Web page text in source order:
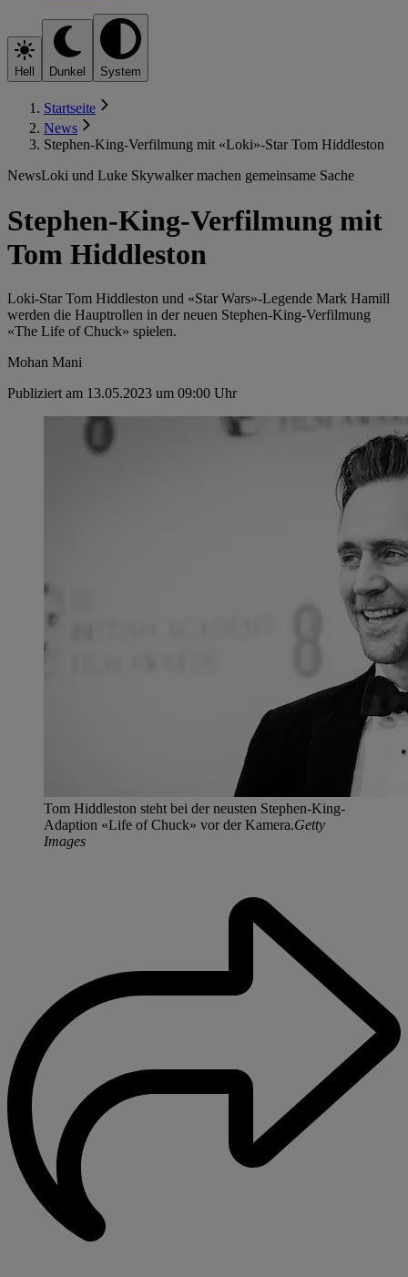
Hell Dunkel System
Startseite
News
Stephen-King-Verfilmung mit «Loki»-Star Tom Hiddleston
NewsLoki und Luke Skywalker machen gemeinsame Sache
Stephen-King-Verfilmung mit
Tom Hiddleston
Loki-Star Tom Hiddleston und «Star Wars»-Legende Mark Hamill
werden die Hauptrollen in der neuen Stephen-King-Verfilmung
«The Life of Chuck» spielen.
Mohan Mani
Publiziert am 13.05.2023 um 09:00 Uhr
Tom Hiddleston steht bei der neusten Stephen-King-
Adaption «Life of Chuck» vor der Kamera.Getty
Images